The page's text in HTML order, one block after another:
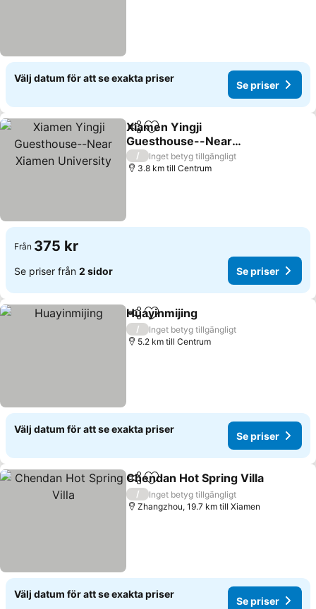
Välj datum för att se exakta priser
Se priser
Dela Lägg till i Mina Favoriter
Xiamen Yingji
Guesthouse--Near
Xiamen University
Se priser
/
Inget betyg tillgängligt
3.8 km till Centrum
Från 375 kr
Se priser från 2 sidor Se priser
Dela Lägg till i Mina Favoriter
Huayinmijing
/
Inget betyg tillgängligt
5.2 km till Centrum
Välj datum för att se exakta priser
Se priser
Dela Lägg till i Mina Favoriter
Chendan Hot Spring Villa
/
Inget betyg tillgängligt
Zhangzhou, 19.7 km till Xiamen
Välj datum för att se exakta priser
Se priser